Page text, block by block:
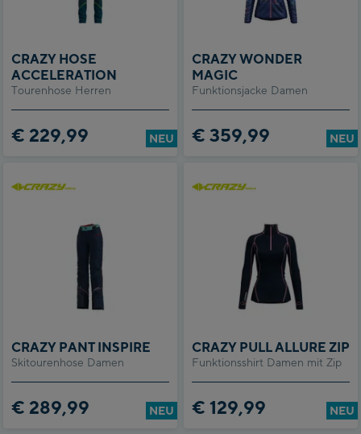
Tourenhose Herren
CRAZY HOSE
ACCELERATION
€ 229,99 NEU
Funktionsjacke Damen
CRAZY WONDER
MAGIC
€ 359,99 NEU
Skitourenhose Damen
CRAZY PANT INSPIRE
€ 289,99 NEU
Funktionsshirt Damen mit Zip
CRAZY PULL ALLURE ZIP
€ 129,99 NEU